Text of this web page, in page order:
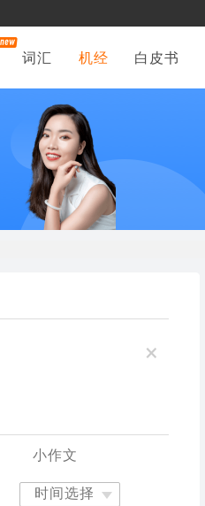
词汇 机经 白皮书
×
小作文
时间选择